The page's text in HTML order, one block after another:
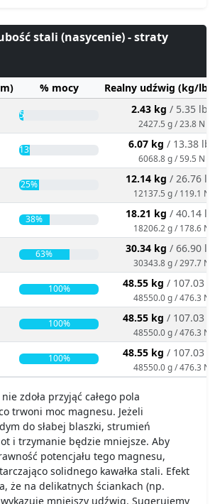
stali (nasycenie) - straty
% mocy
Realny udźwig (kg/
5% 2.43 kg / 5.35 lbs
2427.5 g / 23.8 N
13% 6.07 kg / 13.38 lbs
6068.8 g / 59.5 N
25% 12.14 kg / 26.76
12137.5 g / 119.1 N
38% 18.21 kg / 40.14
18206.2 g / 178.6 N
63% 30.34 kg / 66.90
30343.8 g / 297.7 N
100% 48.55 kg / 107.03
48550.0 g / 476.3 N
100% 48.55 kg / 107.03
48550.0 g / 476.3 N
100% 48.55 kg / 107.03
48550.0 g / 476.3 N
zdoła przyjąć całego pola
trwoni moc magnesu. Jeżeli
do słabej blaszki, strumień
i trzymanie będzie mniejsze. Aby
potencjału tego magnesu,
solidnego kawałka stali. Efekt
że na delikatnych ściankach (np.
mniejszy udźwig. Sugerujemy